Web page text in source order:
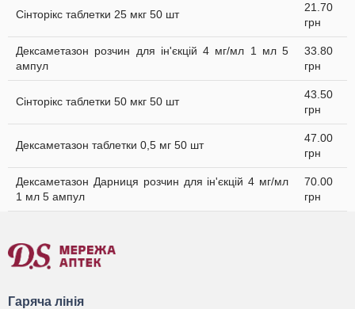
Сінторікс таблетки 25 мкг 50 шт
21.70
грн
Дексаметазон розчин для ін'єкцій 4 мг/мл 1 мл 5
ампул
33.80
грн
Сінторікс таблетки 50 мкг 50 шт
43.50
грн
Дексаметазон таблетки 0,5 мг 50 шт
47.00
грн
Дексаметазон Дарниця розчин для ін'єкцій 4 мг/мл
1 мл 5 ампул
70.00
грн
Гаряча лінія